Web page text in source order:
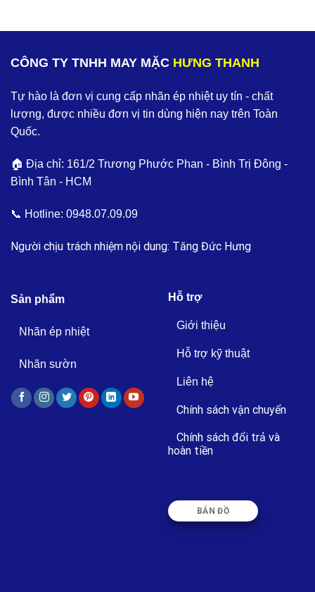
CÔNG TY TNHH MAY MẶC HƯNG THANH
Tự hào là đơn vị cung cấp nhãn ép nhiệt uy tín - chất
lượng, được nhiều đơn vị tin dùng hiện nay trên Toàn
Quốc.
🏠 Địa chỉ: 161/2 Trương Phước Phan - Bình Trị Đông -
Bình Tân - HCM
📞 Hotline: 0948.07.09.09
Người chịu trách nhiệm nội dung: Tăng Đức Hưng
Sản phẩm
Nhãn ép nhiệt
Nhãn sườn
Hỗ trợ
Giới thiệu
Hỗ trợ kỹ thuật
Liên hệ
Chính sách vận chuyển
Chính sách đổi trả và
hoàn tiền
BẢN ĐỒ